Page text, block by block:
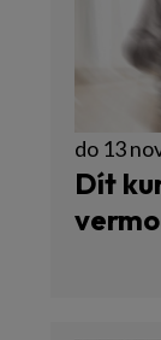
do 13
Dít